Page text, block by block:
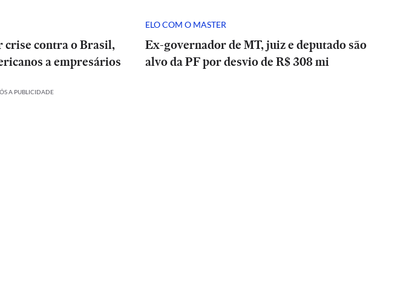
crise contra o Brasil,
a empresários
ELO COM O MASTER
Ex-governador de MT, juiz e deputado são
alvo da PF por desvio de R$ 308 mi
A PUBLICIDADE